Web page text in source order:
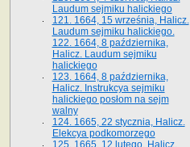
Laudum sejmiku halickiego
121. 1664, 15 września, Halicz.
Laudum sejmiku halickiego.
122. 1664, 8 października,
Halicz. Laudum sejmiku
halickiego
123. 1664, 8 października,
Halicz. Instrukcya sejmiku
halickiego posłom na sejm
walny
124. 1665, 22 stycznia, Halicz.
Elekcya podkomorzego
125. 1665, 12 lutego, Halicz.